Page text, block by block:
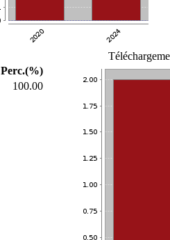
Perc.(%)
100.00